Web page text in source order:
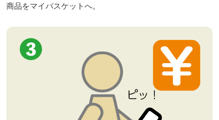
商品をマイバスケットへ。